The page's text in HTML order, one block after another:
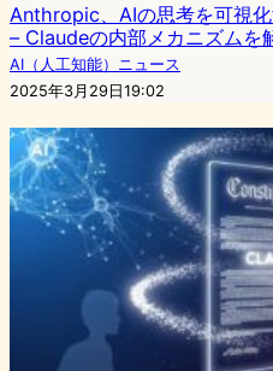
Anthropic、AIの思考を可視
– Claudeの内部メカニズムを
AI（人工知能）ニュース
2025年3月29日19:02